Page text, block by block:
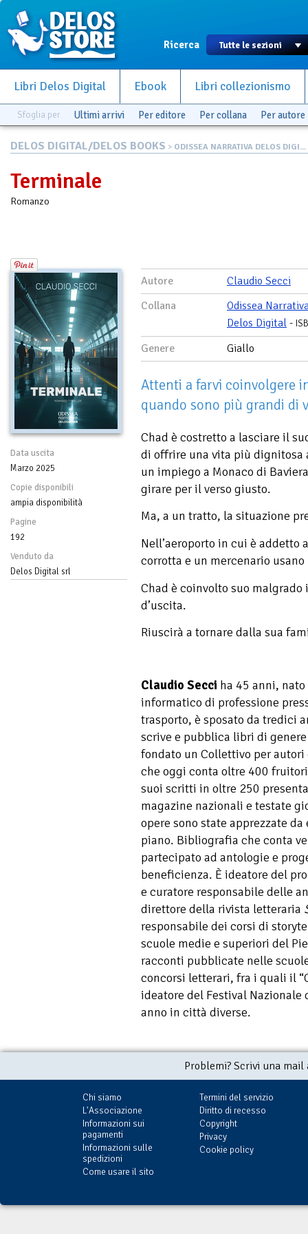
Ricerca
Libri Delos Digital Ebook Libri collezionismo
Sfoglia per Ultimi arrivi Per editore Per collana Per autore
DELOS DIGITAL/DELOS BOOKS > ODISSEA NARRATIVA DELOS DIGI...
Terminale
Romanzo
Data uscita
Marzo 2025
Copie disponibili
ampia disponibilità
Pagine
192
Venduto da
Delos Digital srl
Autore
Claudio Secci
Collana
Odissea
Delos Digital -
Genere Giallo
Attenti a farvi coinvolgere
quando sono più grandi di
Chad è costretto a lasciare il
di offrire una vita più dignitosa
un impiego a Monaco di
girare per il verso giusto.
Ma, a un tratto, la situazione
Nell’aeroporto in cui è
corrotta e un mercenario
Chad è coinvolto suo
d’uscita.
Riuscirà a tornare dalla sua
Claudio Secci ha 45 anni,
informatico di professione
trasporto, è sposato da tredici
scrive e pubblica libri di
fondato un Collettivo per
che oggi conta oltre 400
suoi scritti in oltre 250
magazine nazionali e testate
opere sono state apprezzate
piano. Bibliografia che conta
partecipato ad antologie e
beneficienza. È ideatore del
e curatore responsabile delle
direttore della rivista letteraria
responsabile dei corsi di
scuole medie e superiori del
racconti pubblicate nelle
concorsi letterari, fra i quali il
ideatore del Festival
anno in città diverse.
Problemi? Scrivi una
Chi siamo
L'Associazione
Informazioni sui
pagamenti
Informazioni sulle
spedizioni
Come usare il sito
Termini del servizio
Diritto di recesso
Copyright
Privacy
Cookie policy